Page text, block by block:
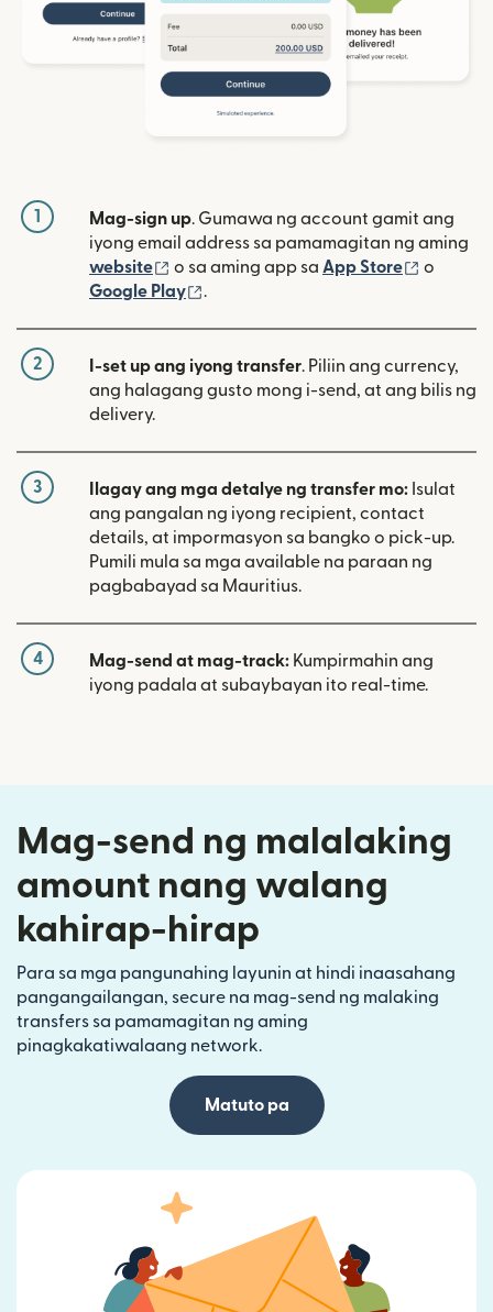
1 Mag-sign up. Gumawa ng account gamit ang
iyong email address sa pamamagitan ng aming
website
(bubukas sa bagong window)
o sa aming app sa App Store
o
Google Play
.
2 I-set up ang iyong transfer. Piliin ang currency,
ang halagang gusto mong i-send, at ang bilis ng
delivery.
3 Ilagay ang mga detalye ng transfer mo: Isulat
ang pangalan ng iyong recipient, contact
details, at impormasyon sa bangko o pick-up.
Pumili mula sa mga available na paraan ng
pagbabayad sa Mauritius.
4 Mag-send at mag-track: Kumpirmahin ang
iyong padala at subaybayan ito real-time.
Mag-send ng malalaking
amount nang walang
kahirap-hirap
Para sa mga pangunahing layunin at hindi inaasahang
pangangailangan, secure na mag-send ng malaking
transfers sa pamamagitan ng aming
pinagkakatiwalaang network.
Matuto pa